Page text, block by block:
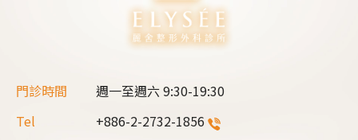
門診時間 週一至週六9:30-19:30
Tel
+886-2-2732-1856